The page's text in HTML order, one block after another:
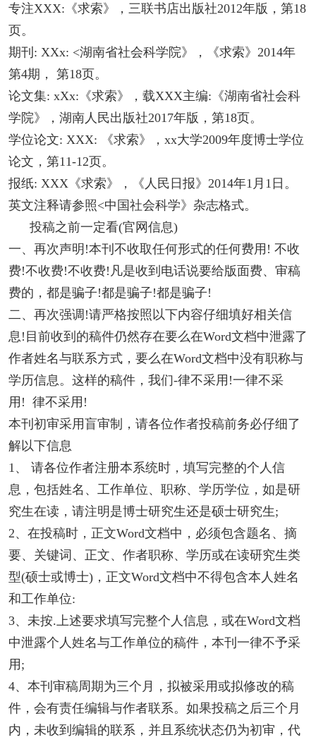
专注XXX:《求索》，三联书店出版社2012年版，第18
页。
期刊: XXx: <湖南省社会科学院》，《求索》2014年
第4期， 第18页。
论文集: xXx:《求索》，载XXX主编:《湖南省社会科
学院》，湖南人民出版社2017年版，第18页。
学位论文: XXX: 《求索》，xx大学2009年度博士学位
论文，第11-12页。
报纸: XXX《求索》，《人民日报》2014年1月1日。
英文注释请参照<中国社会科学》杂志格式。
投稿之前一定看(官网信息)
一、再次声明!本刊不收取任何形式的任何费用! 不收
费!不收费!不收费!凡是收到电话说要给版面费、审稿
费的，都是骗子!都是骗子!都是骗子!
二、再次强调!请严格按照以下内容仔细填好相关信
息!目前收到的稿件仍然存在要么在Word文档中泄露了
作者姓名与联系方式，要么在Word文档中没有职称与
学历信息。这样的稿件，我们-律不采用!一律不采
用! 律不采用!
本刊初审采用盲审制，请各位作者投稿前务必仔细了
解以下信息
1、 请各位作者注册本系统时，填写完整的个人信
息，包括姓名、工作单位、职称、学历学位，如是研
究生在读，请注明是博士研究生还是硕士研究生;
2、在投稿时，正文Word文档中，必须包含题名、摘
要、关键词、正文、作者职称、学历或在读研究生类
型(硕士或博士)，正文Word文档中不得包含本人姓名
和工作单位:
3、未按.上述要求填写完整个人信息，或在Word文档
中泄露个人姓名与工作单位的稿件，本刊一律不予采
用;
4、本刊审稿周期为三个月，拟被采用或拟修改的稿
件，会有责任编辑与作者联系。如果投稿之后三个月
内，未收到编辑的联系，并且系统状态仍为初审，代